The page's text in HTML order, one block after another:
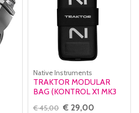
Native Instruments
TRAKTOR MODULAR
BAG (KONTROL X1 MK3
€ 45,00 € 29,00